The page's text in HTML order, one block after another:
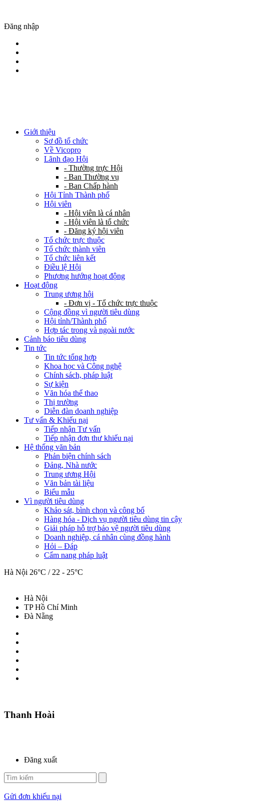
Đăng nhập
Giới thiệu
Sơ đồ tổ chức
Về Vicopro
Lãnh đạo Hội
- Thường trực Hội
- Ban Thường vụ
- Ban Chấp hành
Hội Tỉnh Thành phố
Hội viên
- Hội viên là cá nhân
- Hội viên là tổ chức
- Đăng ký hội viên
Tổ chức trực thuộc
Tổ chức thành viên
Tổ chức liên kết
Điều lệ Hội
Phương hướng hoạt động
Hoạt động
Trung ương hội
- Đơn vị - Tổ chức trực thuộc
Cộng đồng vì người tiêu dùng
Hội tỉnh/Thành phố
Hợp tác trong và ngoài nước
Cảnh báo tiêu dùng
Tin tức
Tin tức tổng hợp
Khoa học và Công nghệ
Chính sách, pháp luật
Sự kiện
Văn hóa thể thao
Thị trường
Diễn đàn doanh nghiệp
Tư vấn & Khiếu nại
Tiếp nhận Tư vấn
Tiếp nhận đơn thư khiếu nại
Hệ thống văn bản
Phản biện chính sách
Đảng, Nhà nước
Trung ương Hội
Văn bản tài liệu
Biểu mẫu
Vì người tiêu dùng
Khảo sát, bình chọn và công bố
Hàng hóa - Dịch vụ người tiêu dùng tin cậy
Giải pháp hỗ trợ bảo vệ người tiêu dùng
Doanh nghiệp, cá nhân cùng đồng hành
Hỏi – Đáp
Cẩm nang pháp luật
Hà Nội 26°C / 22 - 25°C
Hà Nội
TP Hồ Chí Minh
Đà Nẵng
Thanh Hoài
Đăng xuất
Gửi đơn khiếu nại